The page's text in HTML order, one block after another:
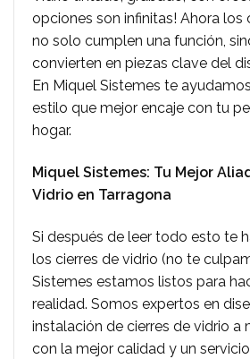
opciones son infinitas! Ahora los
no solo cumplen una función,
convierten en piezas clave del
En Miquel Sistemes te
estilo que mejor encaje con tu
hogar.
Miquel Sistemes: Tu Mejor
Vidrio en Tarragona
Si después de leer todo esto te
los cierres de vidrio (no te
Sistemes estamos listos para
realidad. Somos expertos en
instalación de cierres de vidrio a
con la mejor calidad y un